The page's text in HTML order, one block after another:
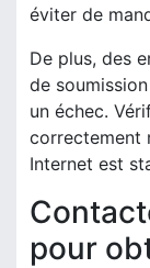
éviter de
De plus, des
de
un échec.
correctement
Internet est
pour